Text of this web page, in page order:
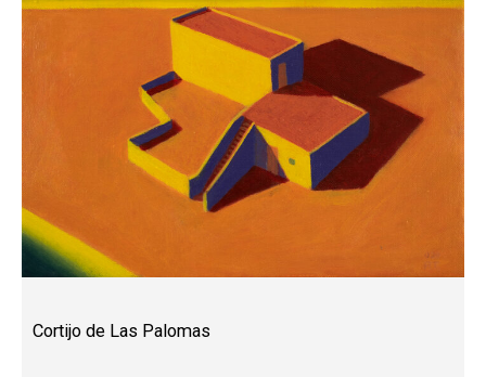
Cortijo de Las Palomas